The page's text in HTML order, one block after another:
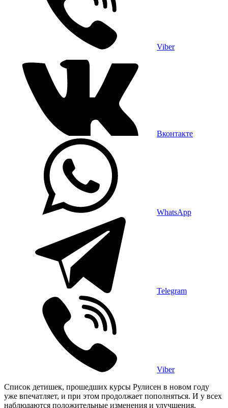
Viber
Вконтакте
WhatsApp
Telegram
Viber
Список детишек, прошедших курсы Рулисен в новом году
уже впечатляет, и при этом продолжает пополняться. И у всех
наблюдаются положительные изменения и улучшения,